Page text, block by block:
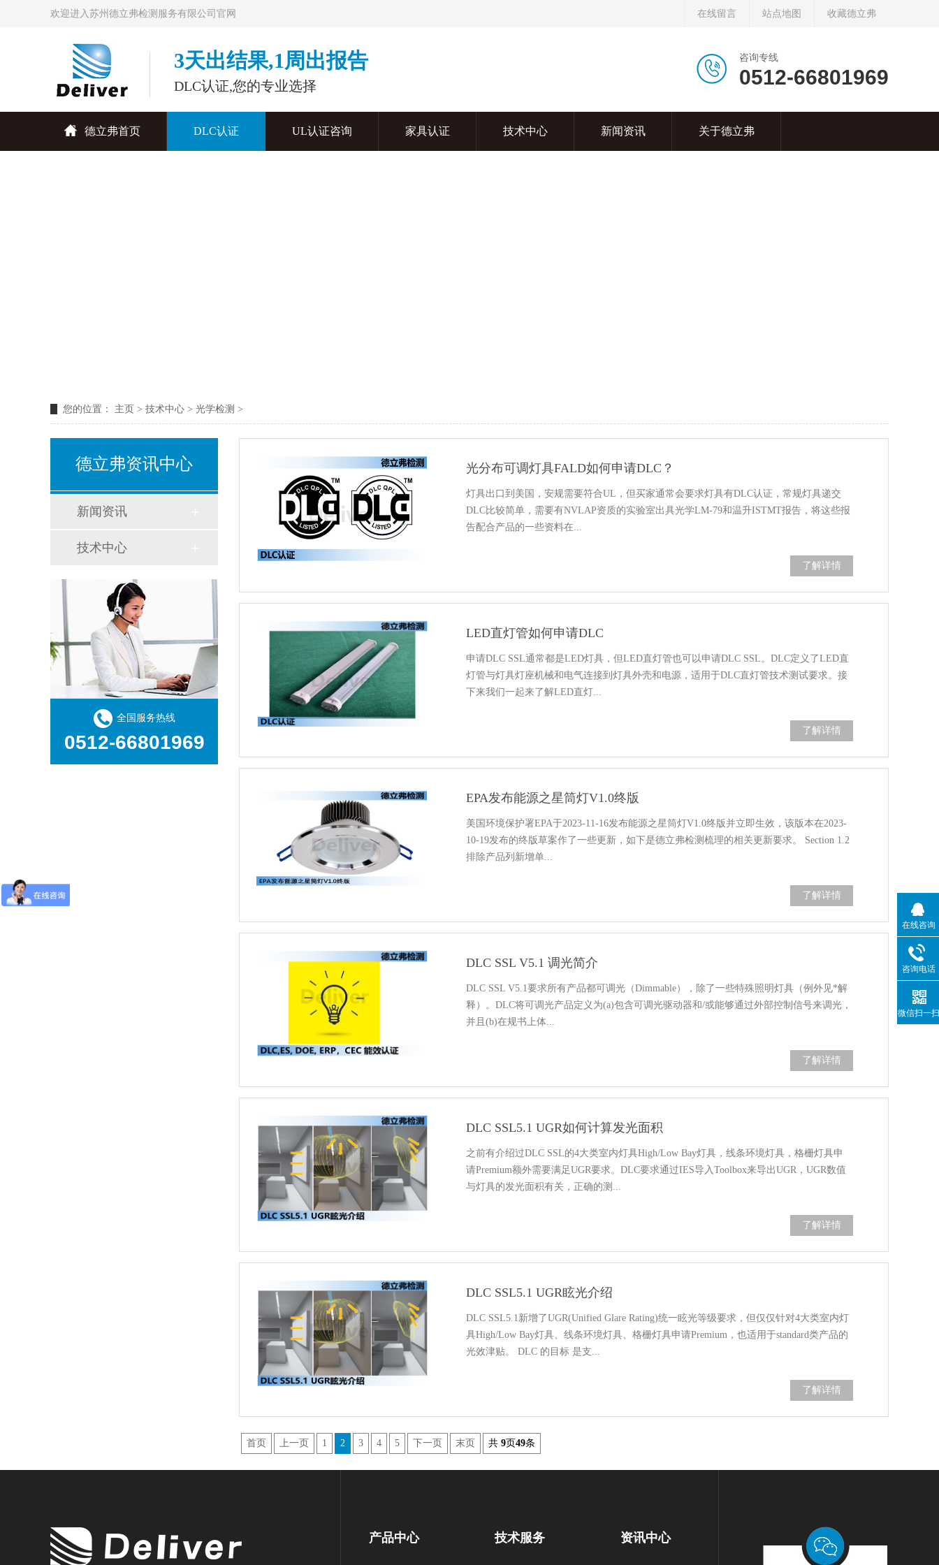
在线留言 站点地图 收藏德立弗
欢迎进入苏州德立弗检测服务有限公司官网
3天出结果,1周出报告
DLC认证,您的专业选择
咨询专线
0512-66801969
德立弗首页 DLC认证 UL认证咨询 家具认证 技术中心 新闻资讯 关于德立弗
您的位置： 主页 > 技术中心 > 光学检测 >
德立弗资讯中心
新闻资讯
技术中心
全国服务热线
0512-66801969
光分布可调灯具FALD如何申请DLC？
灯具出口到美国，安规需要符合UL，但买家通常会要求灯具有DLC认证，常规灯具递交
DLC比较简单，需要有NVLAP资质的实验室出具光学LM-79和温升ISTMT报告，将这些报
告配合产品的一些资料在...
了解详情
LED直灯管如何申请DLC
申请DLC SSL通常都是LED灯具，但LED直灯管也可以申请DLC SSL。DLC定义了LED直
灯管与灯具灯座机械和电气连接到灯具外壳和电源，适用于DLC直灯管技术测试要求。接
下来我们一起来了解LED直灯...
了解详情
EPA发布能源之星筒灯V1.0终版
美国环境保护署EPA于2023-11-16发布能源之星筒灯V1.0终版并立即生效，该版本在2023-
10-19发布的终版草案作了一些更新，如下是德立弗检测梳理的相关更新要求。 Section 1.2
排除产品列新增单...
了解详情
DLC SSL V5.1 调光简介
DLC SSL V5.1要求所有产品都可调光（Dimmable），除了一些特殊照明灯具（例外见*解
释）。DLC将可调光产品定义为(a)包含可调光驱动器和/或能够通过外部控制信号来调光，
并且(b)在规书上体...
了解详情
DLC SSL5.1 UGR如何计算发光面积
之前有介绍过DLC SSL的4大类室内灯具High/Low Bay灯具，线条环境灯具，格栅灯具申
请Premium额外需要满足UGR要求。DLC要求通过IES导入Toolbox来导出UGR，UGR数值
与灯具的发光面积有关，正确的测...
了解详情
DLC SSL5.1 UGR眩光介绍
DLC SSL5.1新增了UGR(Unified Glare Rating)统一眩光等级要求，但仅仅针对4大类室内灯
具High/Low Bay灯具、线条环境灯具、格栅灯具申请Premium，也适用于standard类产品的
光效津贴。 DLC 的目标 是支...
了解详情
首页 上一页 1 2 3 4 5 下一页 末页 共 9页49条
产品中心 技术服务 资讯中心
在线咨询
咨询电话
微信扫一扫